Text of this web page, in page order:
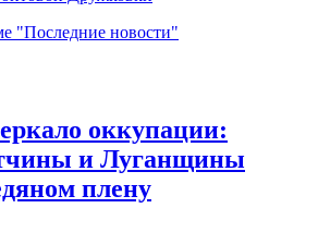
"Последние новости"
оккупации:
и Луганщины
плену